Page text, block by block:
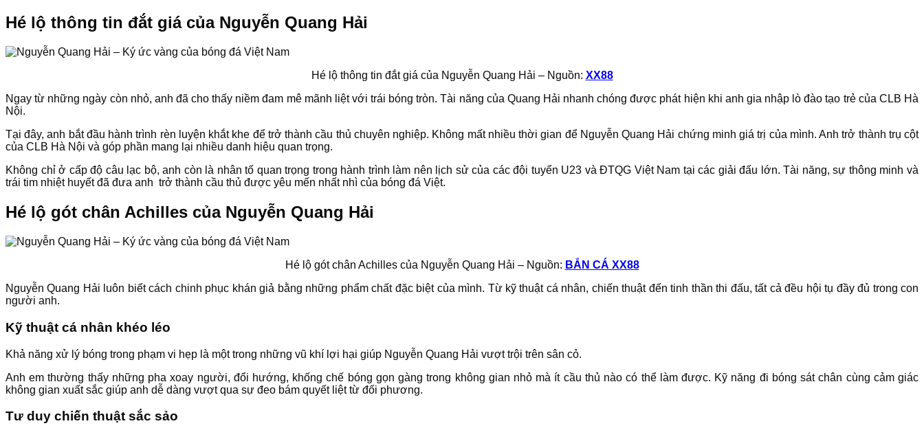
Hé lộ thông tin đắt giá của Nguyễn Quang Hải
Hé lộ thông tin đắt giá của Nguyễn Quang Hải – Nguồn: XX88
Ngay từ những ngày còn nhỏ, anh đã cho thấy niềm đam mê mãnh liệt với trái bóng tròn. Tài năng của Quang Hải nhanh chóng được phát hiện khi anh gia nhập lò đào tạo trẻ của CLB Hà
Nội.
Tại đây, anh bắt đầu hành trình rèn luyện khắt khe để trở thành cầu thủ chuyên nghiệp. Không mất nhiều thời gian để Nguyễn Quang Hải chứng minh giá trị của mình. Anh trở thành trụ cột
của CLB Hà Nội và góp phần mang lại nhiều danh hiệu quan trọng.
Không chỉ ở cấp độ câu lạc bộ, anh còn là nhân tố quan trọng trong hành trình làm nên lịch sử của các đội tuyển U23 và ĐTQG Việt Nam tại các giải đấu lớn. Tài năng, sự thông minh và
trái tim nhiệt huyết đã đưa anh trở thành cầu thủ được yêu mến nhất nhì của bóng đá Việt.
Hé lộ gót chân Achilles của Nguyễn Quang Hải
Hé lộ gót chân Achilles của Nguyễn Quang Hải – Nguồn: BẮN CÁ XX88
Nguyễn Quang Hải luôn biết cách chinh phục khán giả bằng những phẩm chất đặc biệt của mình. Từ kỹ thuật cá nhân, chiến thuật đến tinh thần thi đấu, tất cả đều hội tụ đầy đủ trong con
người anh.
Kỹ thuật cá nhân khéo léo
Khả năng xử lý bóng trong phạm vi hẹp là một trong những vũ khí lợi hại giúp Nguyễn Quang Hải vượt trội trên sân cỏ.
Anh em thường thấy những pha xoay người, đổi hướng, khống chế bóng gọn gàng trong không gian nhỏ mà ít cầu thủ nào có thể làm được. Kỹ năng đi bóng sát chân cùng cảm giác
không gian xuất sắc giúp anh dễ dàng vượt qua sự đeo bám quyết liệt từ đối phương.
Tư duy chiến thuật sắc sảo